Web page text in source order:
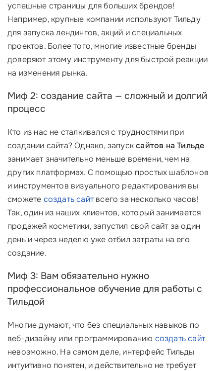
успешные страницы для больших брендов!
Например, крупные компании используют Тильду
для запуска лендингов, акций и специальных
проектов. Более того, многие известные бренды
доверяют этому инструменту для быстрой реакции
на изменения рынка.
Миф 2: создание сайта — сложный и долгий
процесс
Кто из нас не сталкивался с трудностями при
создании сайта? Однако, запусксайтов на Тильде
занимает значительно меньше времени, чем на
других платформах. С помощью простых шаблонов
и инструментов визуального редактирования вы
сможете создать сайтвсего за несколько часов!
Так, один из наших клиентов, который занимается
продажей косметики, запустил свой сайт за один
день и через неделю уже отбил затраты на его
создание.
Миф 3: Вам обязательно нужно
профессиональное обучение для работы с
Тильдой
Многие думают, что без специальных навыков по
веб-дизайну или программированию создать сайт
невозможно. На самом деле, интерфейс Тильды
интуитивно понятен, и действительно не требует